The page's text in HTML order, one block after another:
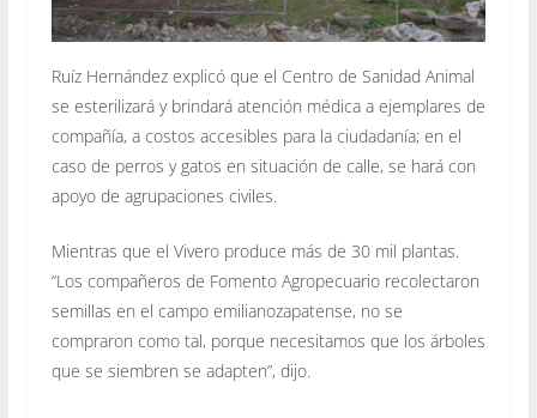
Ruíz Hernández explicó que el Centro de Sanidad Animal
se esterilizará y brindará atención médica a ejemplares de
compañía, a costos accesibles para la ciudadanía; en el
caso de perros y gatos en situación de calle, se hará con
apoyo de agrupaciones civiles.
Mientras que el Vivero produce más de 30 mil plantas.
“Los compañeros de Fomento Agropecuario recolectaron
semillas en el campo emilianozapatense, no se
compraron como tal, porque necesitamos que los árboles
que se siembren se adapten”, dijo.